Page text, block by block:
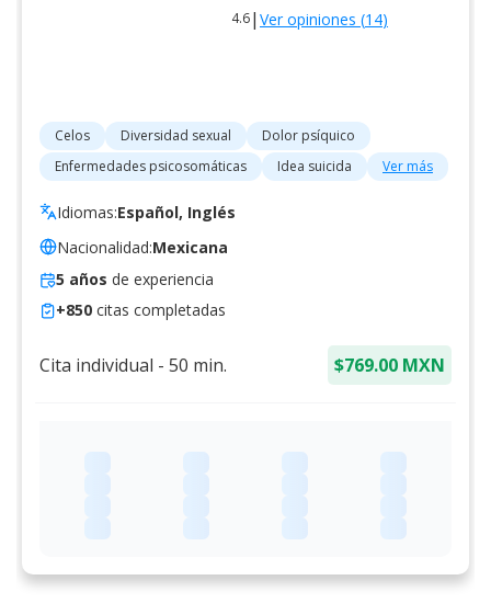
4.6| Ver opiniones (14)
Celos Diversidad sexual
Dolor psíquico
Enfermedades psicosomáticas
Idea suicida Ver más
Idiomas:Español, Inglés
Nacionalidad:Mexicana
5 años de experiencia
+850 citas completadas
Cita individual - 50 min. $769.00 MXN